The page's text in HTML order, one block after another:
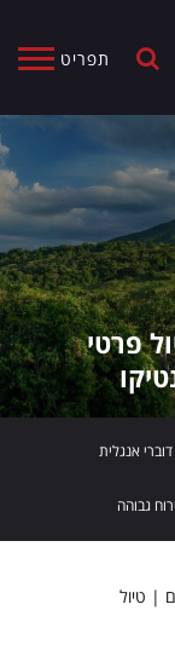
תפריט
| טיול פרטי
אנגלית
גבוהה
ריקה 10 ימים | טיול